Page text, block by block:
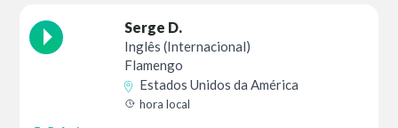
Serge D.
Inglês (Internacional)
Flamengo
Estados Unidos da América
hora local